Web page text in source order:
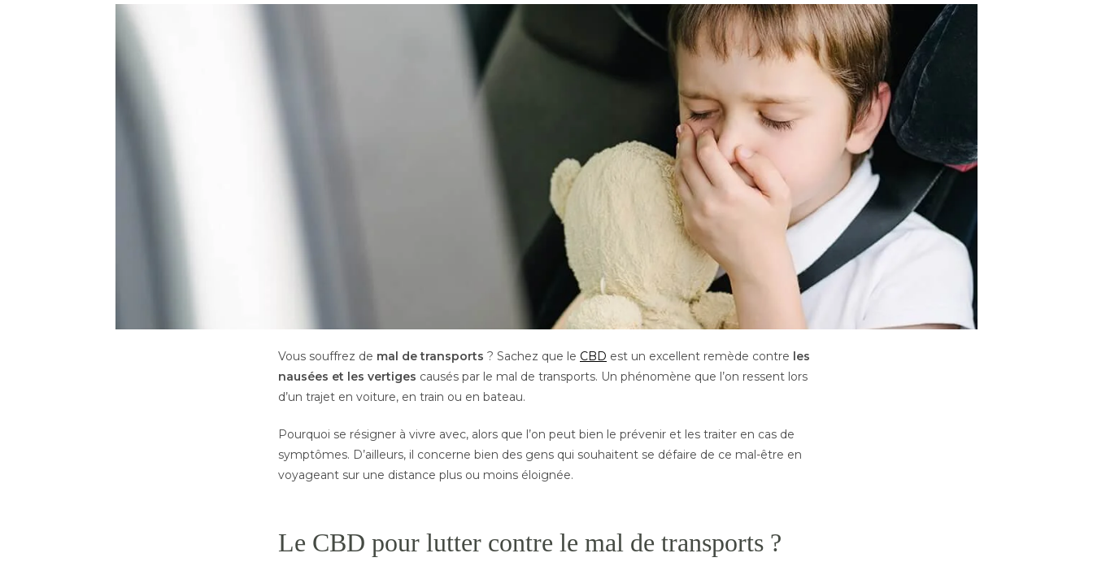
Vous souffrez de mal de transports ? Sachez que le CBD est un excellent remède contre les
nausées et les vertiges causés par le mal de transports. Un phénomène que l’on ressent lors
d’un trajet en voiture, en train ou en bateau.
Pourquoi se résigner à vivre avec, alors que l’on peut bien le prévenir et les traiter en cas de
symptômes. D’ailleurs, il concerne bien des gens qui souhaitent se défaire de ce mal-être en
voyageant sur une distance plus ou moins éloignée.
Le CBD pour lutter contre le mal de transports ?